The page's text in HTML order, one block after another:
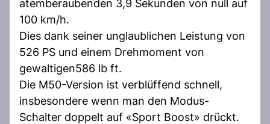
atemberaubenden 3,9 Sekunden von null auf
100 km/h.
Dies dank seiner unglaublichen Leistung von
526 PS und einem Drehmoment von
gewaltigen586 lb ft.
Die M50-Version ist verblüffend schnell,
insbesondere wenn man den Modus-
Schalter doppelt auf «Sport Boost» drückt.